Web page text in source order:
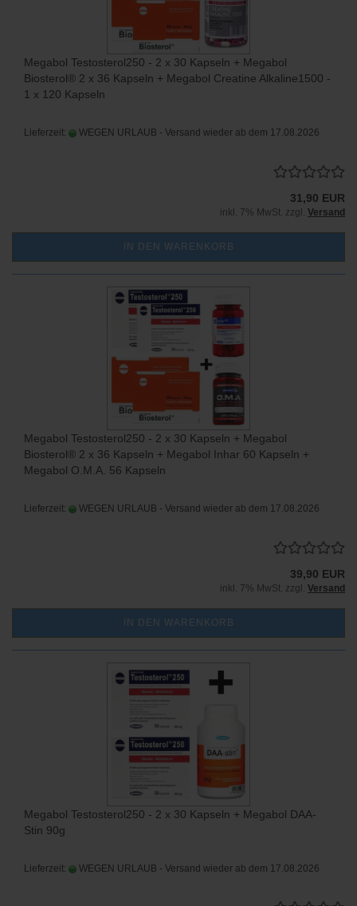
Megabol Testosterol250 - 2 x 30 Kapseln + Megabol
Biosterol® 2 x 36 Kapseln + Megabol Creatine Alkaline1500 -
1 x 120 Kapseln
Lieferzeit: WEGEN URLAUB - Versand wieder ab dem 17.08.2026
31,90 EUR
inkl. 7% MwSt. zzgl. Versand
IN DEN WARENKORB
Megabol Testosterol250 - 2 x 30 Kapseln + Megabol
Biosterol® 2 x 36 Kapseln + Megabol Inhar 60 Kapseln +
Megabol O.M.A. 56 Kapseln
Lieferzeit: WEGEN URLAUB - Versand wieder ab dem 17.08.2026
39,90 EUR
inkl. 7% MwSt. zzgl. Versand
IN DEN WARENKORB
Megabol Testosterol250 - 2 x 30 Kapseln + Megabol DAA-
Stin 90g
Lieferzeit: WEGEN URLAUB - Versand wieder ab dem 17.08.2026